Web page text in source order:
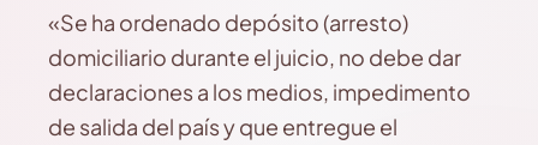
«Se ha ordenado depósito (arresto)
domiciliario durante el juicio, no debe dar
declaraciones a los medios, impedimento
de salida del país y que entregue el